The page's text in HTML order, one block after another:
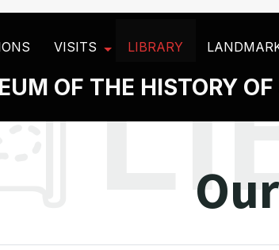
VISITS LIBRARY
OF THE HISTORY